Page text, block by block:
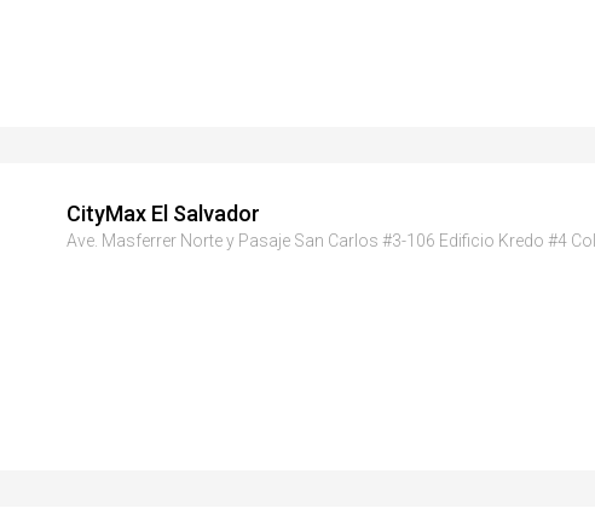
CityMax El Salvador
Ave. Masferrer Norte y Pasaje San Carlos #3-106 Edificio Kredo #4